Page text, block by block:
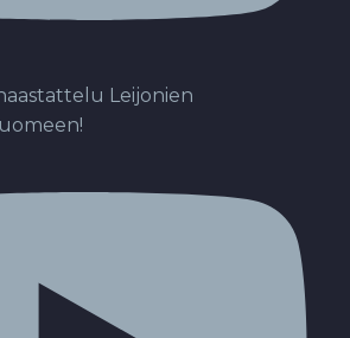
Leijonien